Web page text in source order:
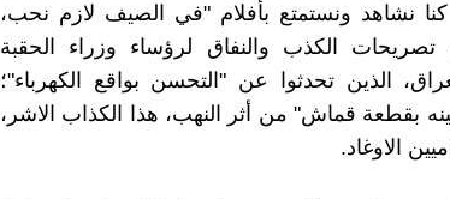
نشاهد ونستمتع بأفلام "في الصيف لازم نحب،
الكذب والنفاق لرؤساء وزراء الحقبة
الذين تحدثوا عن "التحسن بواقع الكهرباء"؛
بقطعة قماش" من أثر النهب، هذا الكذاب الاشر،
الاوغاد.